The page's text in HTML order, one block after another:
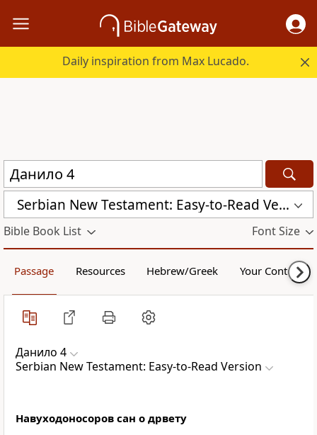
Daily inspiration from Max Lucado.
Serbian New Testament: Easy-to-Read Version (ERV-SR)
Bible Book List Font Size
Passage Resources Hebrew/Greek Your Content
Данило 4
Serbian New Testament: Easy-to-Read Version
Навуходоносоров сан о дрвету